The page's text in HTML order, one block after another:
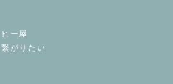
ー屋
がりたい